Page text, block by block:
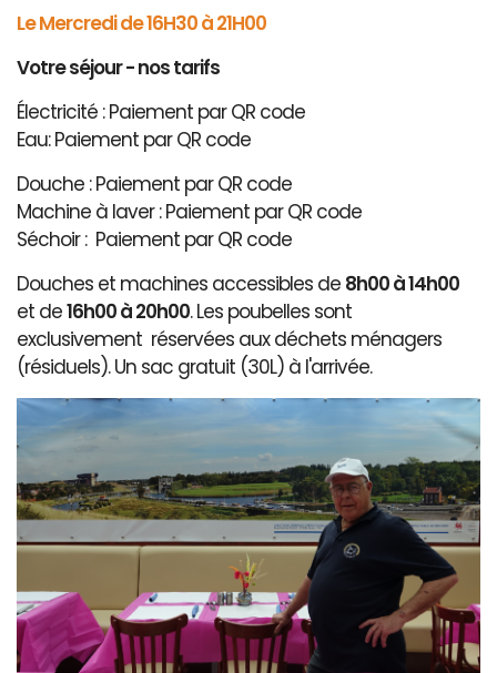
Le Mercredi de 16H30 à 21H00
Votre séjour - nos tarifs
Électricité : Paiement par QR code
Eau: Paiement par QR code
Douche : Paiement par QR code
Machine à laver : Paiement par QR code
Séchoir : Paiement par QR code
Douches et machines accessibles de 8h00 à 14h00
et de16h00 à 20h00. Les poubelles sont
exclusivement réservées aux déchets ménagers
(résiduels). Un sac gratuit (30L) à l'arrivée.